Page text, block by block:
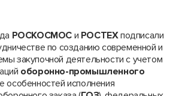
РОСКОСМОС и РОСТЕХподписали
по созданию современной и
закупочной деятельности с учетом
оборонно-промышленного
особенностей исполнения